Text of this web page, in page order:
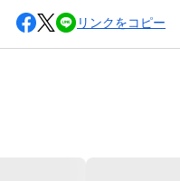
リンクをコピー